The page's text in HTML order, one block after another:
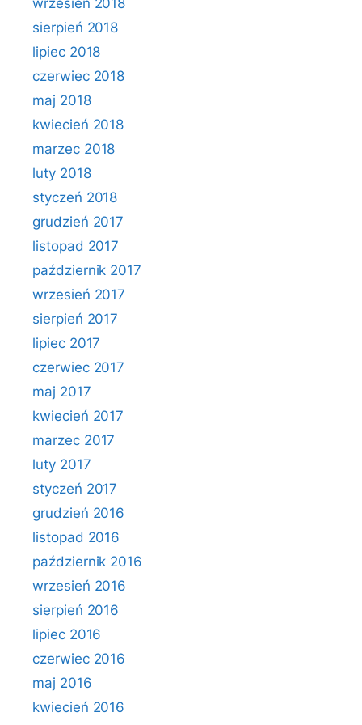
wrzesień 2018
sierpień 2018
lipiec 2018
czerwiec 2018
maj 2018
kwiecień 2018
marzec 2018
luty 2018
styczeń 2018
grudzień 2017
listopad 2017
październik 2017
wrzesień 2017
sierpień 2017
lipiec 2017
czerwiec 2017
maj 2017
kwiecień 2017
marzec 2017
luty 2017
styczeń 2017
grudzień 2016
listopad 2016
październik 2016
wrzesień 2016
sierpień 2016
lipiec 2016
czerwiec 2016
maj 2016
kwiecień 2016